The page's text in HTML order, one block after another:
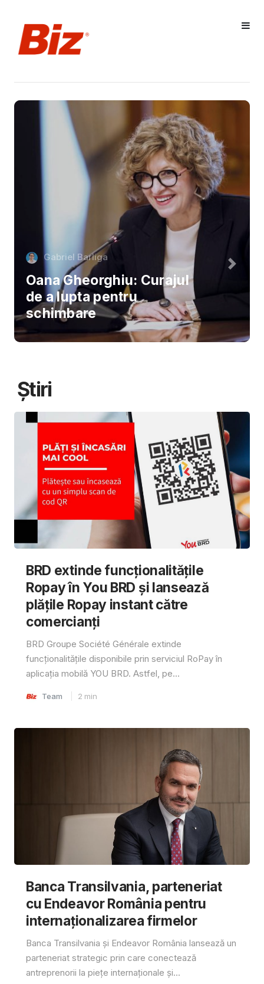
Gabriel Barliga
Oana Gheorghiu: Curajul
de a lupta pentru
schimbare
Știri
BRD extinde funcționalitățile
Ropay în You BRD și lansează
plățile Ropay instant către
comercianți
BRD Groupe Société Générale extinde
funcționalitățile disponibile prin serviciul RoPay în
aplicația mobilă YOU BRD. Astfel, pe...
Team 2 min
Banca Transilvania, parteneriat
cu Endeavor România pentru
internaționalizarea firmelor
Banca Transilvania și Endeavor România lansează un
parteneriat strategic prin care conectează
antreprenorii la piețe internaționale și...